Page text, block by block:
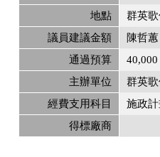
地點
群英
議員建議金額
陳哲
通過預算
40,000
主辦單位
群英
經費支用科目
施政
得標廠商